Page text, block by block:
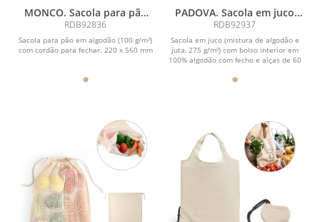
MONCO. Sacola para pão
em algodão (100 g/m²)
RDB92836
Sacola para pão em algodão (100 g/m²)
com cordão para fechar. 220 x 560 mm
PADOVA. Sacola em juco
(mistura de algodão e juta,
275 g/m²)
RDB92937
Sacola em juco (mistura de algodão e
juta, 275 g/m²) com bolso interior em
100% algodão com fecho e alças de 60